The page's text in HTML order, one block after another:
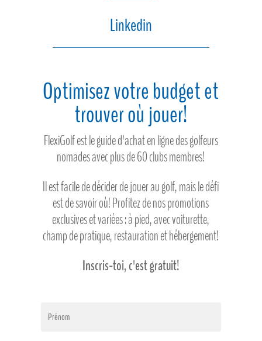
Linkedin
Optimisez votre budget et
trouver où jouer!
FlexiGolf est le guide d'achat en ligne des golfeurs
nomades avec plus de 60 clubs membres!
Il est facile de décider de jouer au golf, mais le défi
est de savoir où! Profitez de nos promotions
exclusives et variées : à pied, avec voiturette,
champ de pratique, restauration et hébergement!
Inscris-toi, c'est gratuit!